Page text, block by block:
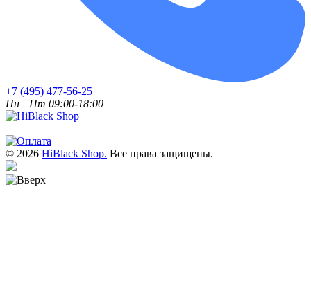
+7 (495) 477-56-25
Пн—Пт 09:00-18:00
© 2026 HiBlack Shop. Все права защищены.